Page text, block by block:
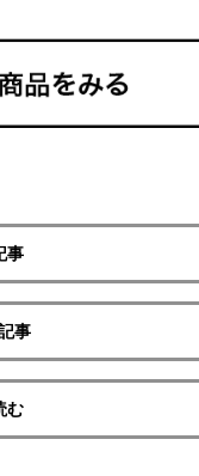
事
事
む